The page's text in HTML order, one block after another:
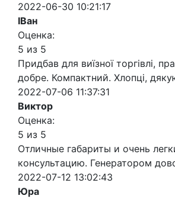
2022-06-30 10:21:17
ІВан
Оценка:
5 из 5
Придбав для виїзної торгівлі,
добре. Компактний. Хлопці,
2022-07-06 11:37:31
Виктор
Оценка:
5 из 5
Отличные габариты и очень
консультацию. Генератором
2022-07-12 13:02:43
Юра